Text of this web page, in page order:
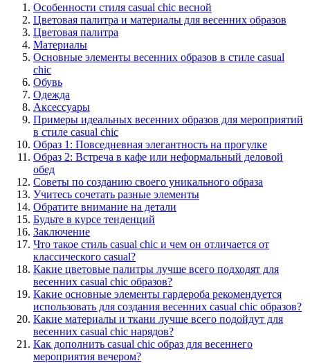
Особенности стиля casual chic весной
Цветовая палитра и материалы для весенних образов
Цветовая палитра
Материалы
Основные элементы весенних образов в стиле casual
chic
Обувь
Одежда
Аксессуары
Примеры идеальных весенних образов для мероприятий
в стиле casual chic
Образ 1: Повседневная элегантность на прогулке
Образ 2: Встреча в кафе или неформальный деловой
обед
Советы по созданию своего уникального образа
Учитесь сочетать разные элементы
Обратите внимание на детали
Будьте в курсе тенденций
Заключение
Что такое стиль casual chic и чем он отличается от
классического casual?
Какие цветовые палитры лучше всего подходят для
весенних casual chic образов?
Какие основные элементы гардероба рекомендуется
использовать для создания весенних casual chic образов?
Какие материалы и ткани лучше всего подойдут для
весенних casual chic нарядов?
Как дополнить casual chic образ для весеннего
мероприятия вечером?